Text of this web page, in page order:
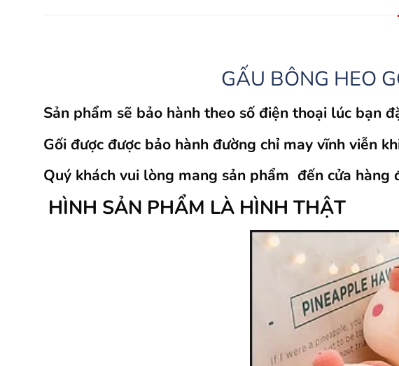
GẤU BÔNG HEO
Sản phẩm sẽ bảo hành theo số điện thoại lúc bạn
Gối được được bảo hành đường chỉ may vĩnh viễn
Quý khách vui lòng mang sản phẩm đến cửa hàng
HÌNH SẢN PHẨM LÀ HÌNH THẬT